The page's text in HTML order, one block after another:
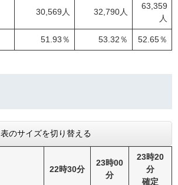
30,569人 32,790人
63,359
人
51.93％ 53.32％ 52.65％
表のサイズを切り替える
22時30分
23時00
分
23時20
分
確定